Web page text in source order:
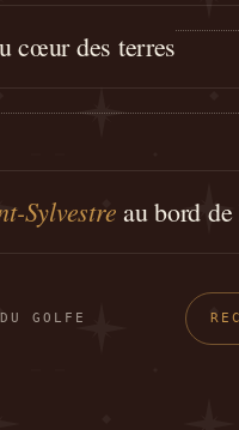
cœur des terres
Sylvestre au bord de
GOLFE